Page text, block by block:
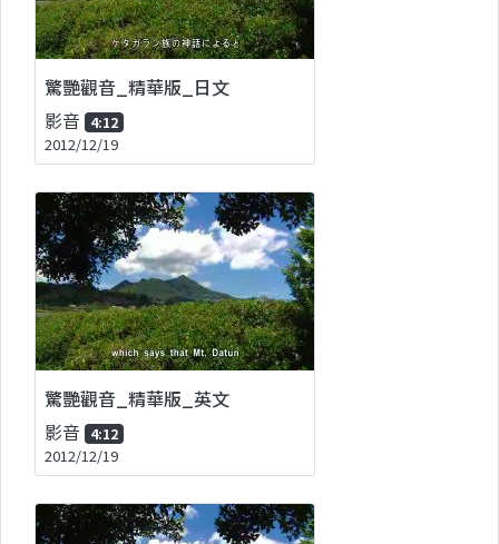
驚艷觀音_精華版_日文
影音 4:12
2012/12/19
驚艷觀音_精華版_英文
影音 4:12
2012/12/19